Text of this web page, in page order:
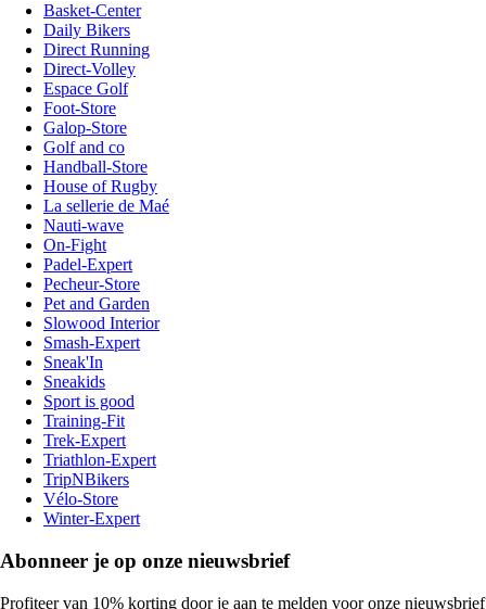
Basket-Center
Daily Bikers
Direct Running
Direct-Volley
Espace Golf
Foot-Store
Galop-Store
Golf and co
Handball-Store
House of Rugby
La sellerie de Maé
Nauti-wave
On-Fight
Padel-Expert
Pecheur-Store
Pet and Garden
Slowood Interior
Smash-Expert
Sneak'In
Sneakids
Sport is good
Training-Fit
Trek-Expert
Triathlon-Expert
TripNBikers
Vélo-Store
Winter-Expert
Abonneer je op onze nieuwsbrief
Profiteer van 10% korting door je aan te melden voor onze nieuwsbrief